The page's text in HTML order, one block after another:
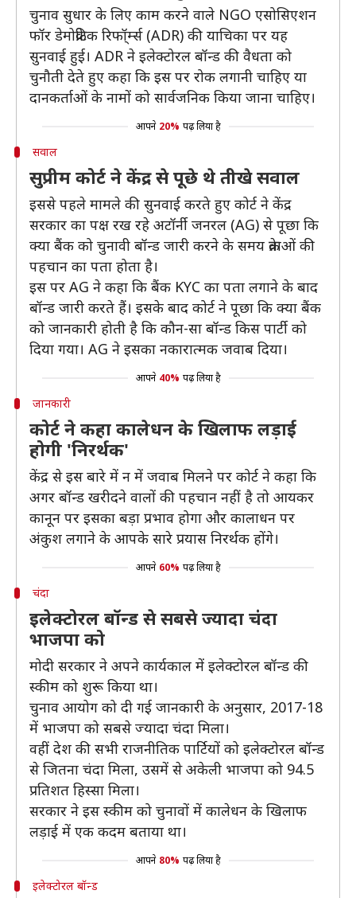
चुनाव सुधार के लिए काम करने वाले NGO एसोसिएशन
फॉर डेमोक्रेटिक रिफॉ्र्म्स (ADR) की याचिका पर यह
सुनवाई हुई। ADR ने इलेक्टोरल बॉन्ड की वैधता को
चुनौती देते हुए कहा कि इस पर रोक लगानी चाहिए या
दानकर्ताओं के नामों को सार्वजनिक किया जाना चाहिए।
आपने 20% पढ़ लिया है
सवाल
सुप्रीम कोर्ट ने केंद्र से पूछे थे तीखे सवाल
इससे पहले मामले की सुनवाई करते हुए कोर्ट ने केंद्र
सरकार का पक्ष रख रहे अटॉर्नी जनरल (AG) से पूछा कि
क्या बैंक को चुनावी बॉन्ड जारी करने के समय क्रेताओं की
पहचान का पता होता है।
इस पर AG ने कहा कि बैंक KYC का पता लगाने के बाद
बॉन्ड जारी करते हैं। इसके बाद कोर्ट ने पूछा कि क्या बैंक
को जानकारी होती है कि कौन-सा बॉन्ड किस पार्टी को
दिया गया। AG ने इसका नकारात्मक जवाब दिया।
आपने 40% पढ़ लिया है
जानकारी
कोर्ट ने कहा कालेधन के खिलाफ लड़ाई
होगी 'निरर्थक'
केंद्र से इस बारे में न में जवाब मिलने पर कोर्ट ने कहा कि
अगर बॉन्ड खरीदने वालों की पहचान नहीं है तो आयकर
कानून पर इसका बड़ा प्रभाव होगा और कालाधन पर
अंकुश लगाने के आपके सारे प्रयास निरर्थक होंगे।
आपने 60% पढ़ लिया है
चंदा
इलेक्टोरल बॉन्ड से सबसे ज्यादा चंदा
भाजपा को
मोदी सरकार ने अपने कार्यकाल में इलेक्टोरल बॉन्ड की
स्कीम को शुरू किया था।
चुनाव आयोग को दी गई जानकारी के अनुसार, 2017-18
में भाजपा को सबसे ज्यादा चंदा मिला।
वहीं देश की सभी राजनीतिक पार्टियों को इलेक्टोरल बॉन्ड
से जितना चंदा मिला, उसमें से अकेली भाजपा को 94.5
प्रतिशत हिस्सा मिला।
सरकार ने इस स्कीम को चुनावों में कालेधन के खिलाफ
लड़ाई में एक कदम बताया था।
आपने 80% पढ़ लिया है
इलेक्टोरल बॉन्ड